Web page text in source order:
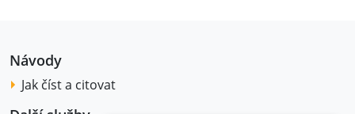
Návody
Jak číst a citovat